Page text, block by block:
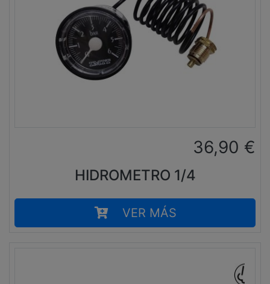
36,90 €
HIDROMETRO 1/4
VER MÁS